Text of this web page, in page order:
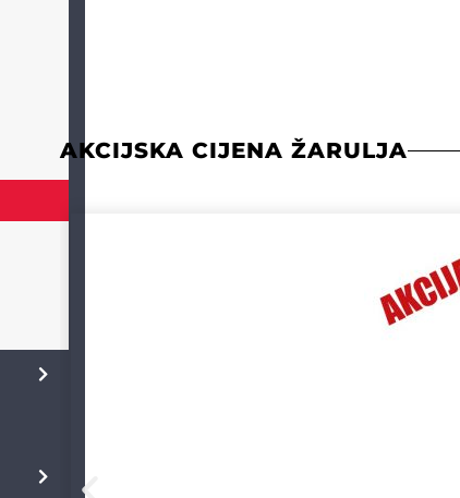
AKCIJSKA CIJENA ŽARULJA